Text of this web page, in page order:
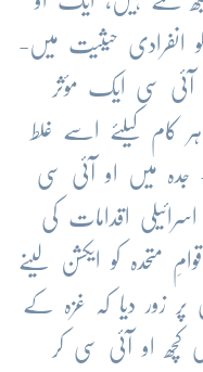
انفرادی حیثیت میں-
سی ایک مؤثر
کام کیلئے اسے غلط
- جدہ میں او آئی سی
اقدامات کی
کو ایکشن لینے
پر زور دیا کہ غزہ کے
کچھ او آئی سی کر